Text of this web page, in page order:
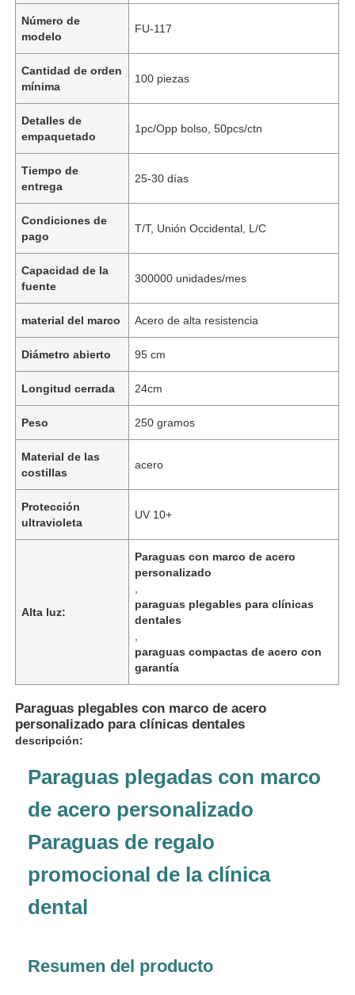
Número de
modelo
FU-117
Cantidad de orden
mínima
100 piezas
Detalles de
empaquetado
1pc/Opp bolso, 50pcs/ctn
Tiempo de
entrega
25-30 días
Condiciones de
pago
T/T, Unión Occidental, L/C
Capacidad de la
fuente
300000 unidades/mes
material del marco Acero de alta resistencia
Diámetro abierto 95 cm
Longitud cerrada 24cm
Peso 250 gramos
Material de las
costillas
acero
Protección
ultravioleta
UV 10+
Alta luz:
Paraguas con marco de acero
personalizado
paraguas plegables para clínicas
dentales
paraguas compactas de acero con
garantía
Paraguas plegables con marco de acero
personalizado para clínicas dentales
descripción:
Paraguas plegadas con marco
de acero personalizado
Paraguas de regalo
promocional de la clínica
dental
Resumen del producto